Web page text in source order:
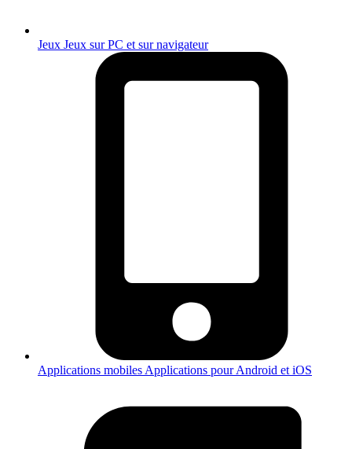
Jeux Jeux sur PC et sur navigateur
Applications mobiles Applications pour Android et iOS